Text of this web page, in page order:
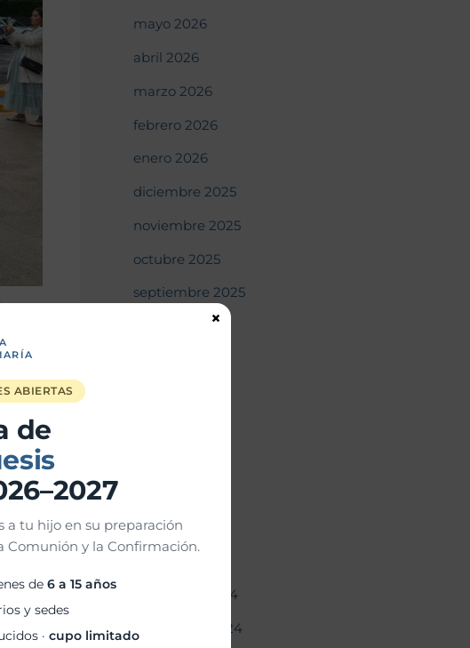
mayo 2026
abril 2026
marzo 2026
febrero 2026
enero 2026
diciembre 2025
noviembre 2025
octubre 2025
septiembre 2025
agosto 2025
febrero 2025
diciembre 2024
noviembre 2024
ABIERTAS
de
a tu hijo en su preparación
Comunión y la Confirmación.
de 6 a 15 años
y sedes
· cupo limitado
×